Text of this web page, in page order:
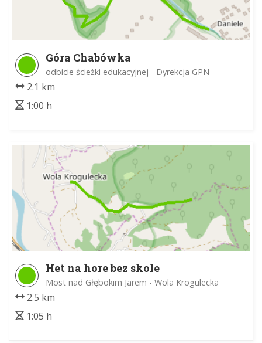
Góra Chabówka
odbicie ścieżki edukacyjnej - Dyrekcja GPN
2.1 km
1:00 h
Het na hore bez skole
Most nad Głębokim Jarem - Wola Krogulecka
2.5 km
1:05 h